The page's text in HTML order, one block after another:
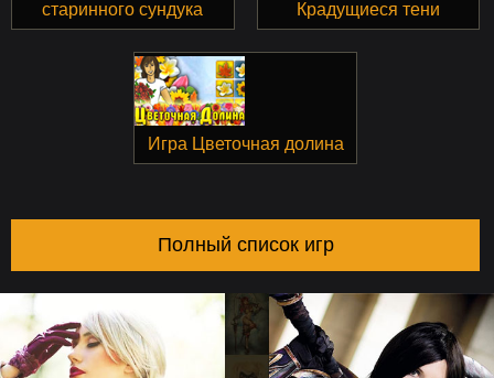
старинного сундука
Крадущиеся тени
Игра Цветочная долина
Полный список игр